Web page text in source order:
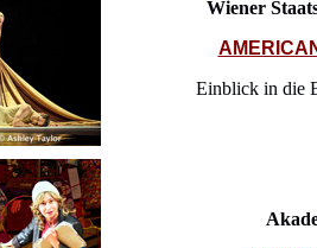
Wiener
Einblick in die